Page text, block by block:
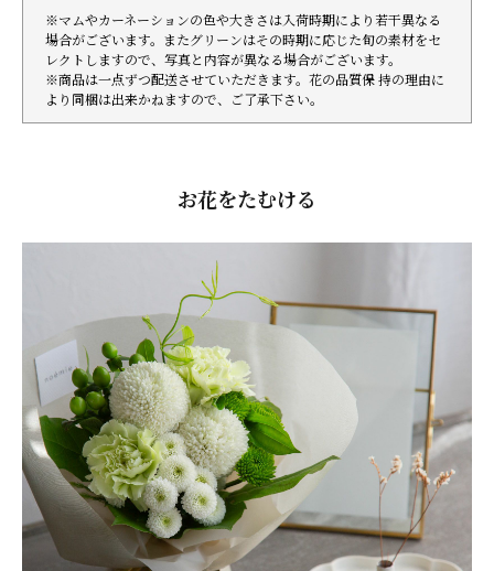
※マムやカーネーションの色や大きさは入荷時期により若干異なる
場合がございます。またグリーンはその時期に応じた旬の素材をセ
レクトしますので、写真と内容が異なる場合がございます。
※商品は一点ずつ配送させていただきます。花の品質保 持の理由に
より同梱は出来かねますので、ご了承下さい。
お花をたむける